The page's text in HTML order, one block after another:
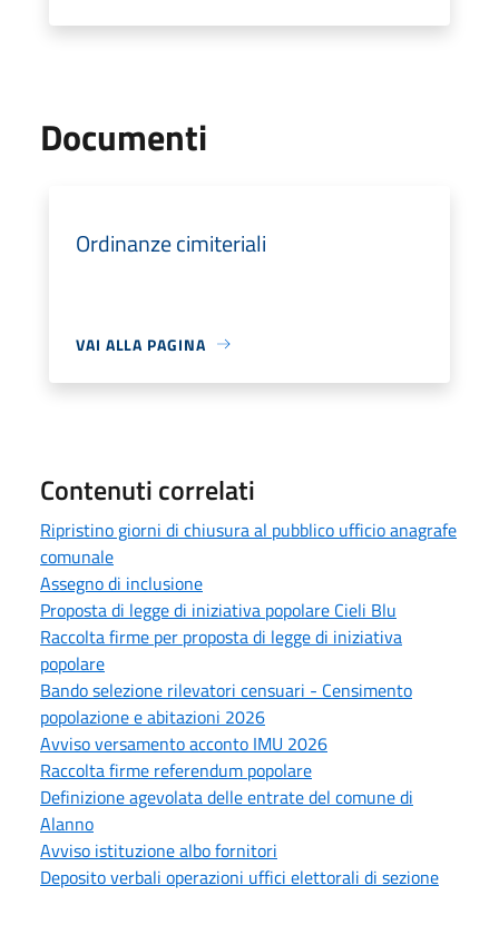
Documenti
Ordinanze cimiteriali
VAI ALLA PAGINA
Contenuti correlati
Ripristino giorni di chiusura al pubblico ufficio anagrafe
comunale
Assegno di inclusione
Proposta di legge di iniziativa popolare Cieli Blu
Raccolta firme per proposta di legge di iniziativa
popolare
Bando selezione rilevatori censuari - Censimento
popolazione e abitazioni 2026
Avviso versamento acconto IMU 2026
Raccolta firme referendum popolare
Definizione agevolata delle entrate del comune di
Alanno
Avviso istituzione albo fornitori
Deposito verbali operazioni uffici elettorali di sezione